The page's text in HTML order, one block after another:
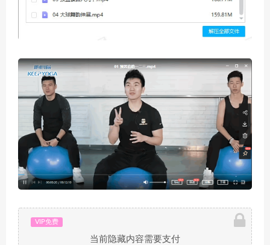
VIP免费
当前隐藏内容需要支付